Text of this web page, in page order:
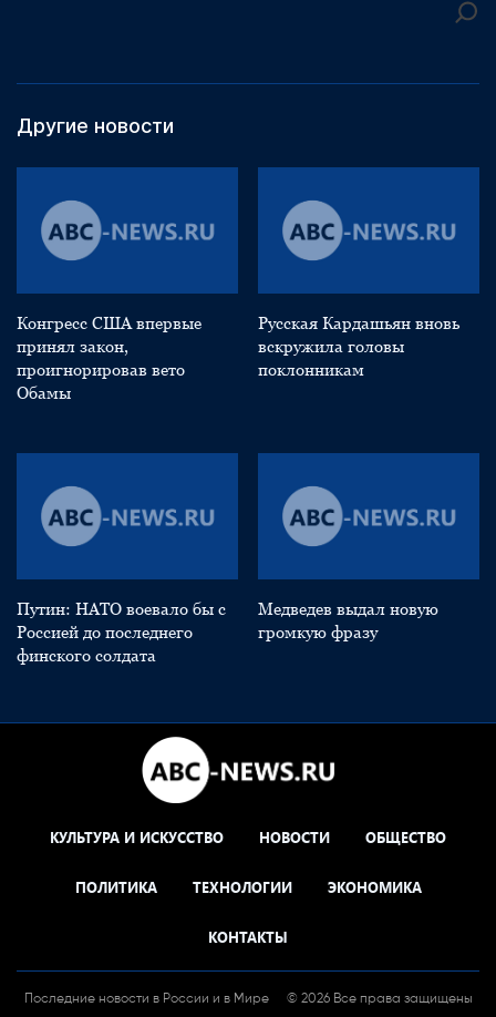
Другие новости
Конгресс США впервые
принял закон,
проигнорировав вето
Обамы
Русская Кардашьян вновь
вскружила головы
поклонникам
Путин: НАТО воевало бы с
Россией до последнего
финского солдата
Медведев выдал новую
громкую фразу
КУЛЬТУРА И ИСКУССТВО НОВОСТИ ОБЩЕСТВО
ПОЛИТИКА ТЕХНОЛОГИИ ЭКОНОМИКА
КОНТАКТЫ
Последние новости в России и в Мире © 2026 Все права защищены